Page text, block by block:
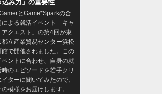
込み力」の重要性
とGame*Sparkの合
による就活イベント「キャ
アクエスト」の第4回が東
都立産業貿易センター浜松
館で開催されました。この
ベントに合わせ、自身の就
時のエピソードを若手クリ
イターに聞いてみたので、
の模様をお届けします。